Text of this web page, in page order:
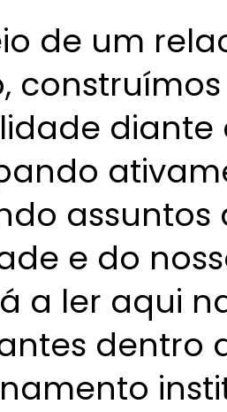
de um
diante
assuntos
e do
a ler aqui
dentro